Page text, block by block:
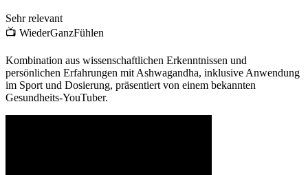
Sehr relevant
📺 WiederGanzFühlen
Kombination aus wissenschaftlichen Erkenntnissen und
persönlichen Erfahrungen mit Ashwagandha, inklusive Anwendung
im Sport und Dosierung, präsentiert von einem bekannten
Gesundheits-YouTuber.